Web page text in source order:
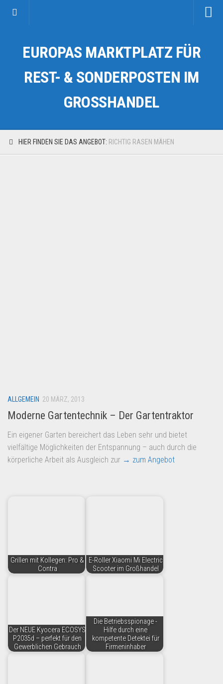
Kategorien
Auto & Motorrad
Fahrzeuge & Transport
eBay Restposten kaufen
Sonderposten-Angebote
Saison & Eventprodkte
Dropshipping-Produkte
B2B Produkte
Kostenlos verkaufen
Anmelden
EUROPAS MARKTPLATZ FÜR
REST- & SONDERPOSTEN IM
GROSSHANDEL
HIER FINDEN SIE DAS ANGEBOT: RICHTIG RASEN MÄHEN
ALLGEMEIN 20 MÄRZ, 2013
Moderne Gartentechnik – Der Gartentraktor
Ein eigener Garten bereichert das Leben sehr und bietet
vielfältige Möglichkeiten der Entspannung – auch durch die
körperliche Arbeit als Ausgleich zur → zum Angebot
Grillen mit Kollegen: Pro &
Contra
E-Roller Xiaomi Mi Electric
Scooter im Großhandel
Der NEUE Kyocera ECOSYS
P2035d – perfekt für den
Gewerblichen Gebrauch
Die Betriebsspionage -
Hilfe durch eine
kompetente Detektei für
Firmeninhaber